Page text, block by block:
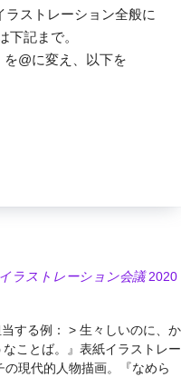
ラストレーション全般に
記まで。
@に変え、以下を
ラストレーション会議 2020
する例： > 生々しいのに、か
ことば。』表紙イラストレー
現代的人物描画。『なめら